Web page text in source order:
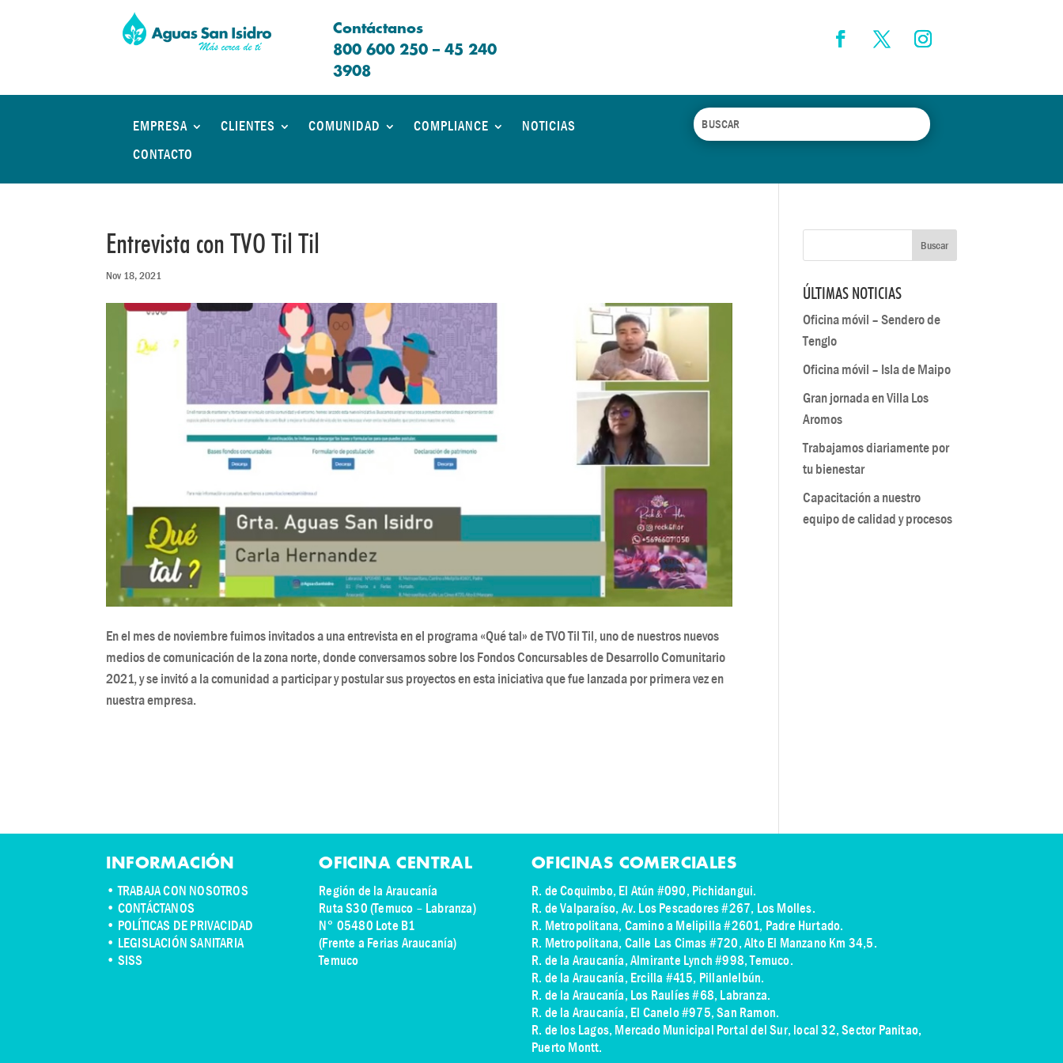
Contáctanos
800 600 250 – 45 240
3908
EMPRESA CLIENTES COMUNIDAD COMPLIANCE
NOTICIAS
CONTACTO
Entrevista con TVO Til Til
Nov 18, 2021
En el mes de noviembre fuimos invitados a una entrevista en el programa «Qué tal» de TVO Til Til, uno de nuestros nuevos
medios de comunicación de la zona norte, donde conversamos sobre los Fondos Concursables de Desarrollo Comunitario
2021, y se invitó a la comunidad a participar y postular sus proyectos en esta iniciativa que fue lanzada por primera vez en
nuestra empresa.
ÚLTIMAS NOTICIAS
Oficina móvil – Sendero de
Tenglo
Oficina móvil – Isla de Maipo
Gran jornada en Villa Los
Aromos
Trabajamos diariamente por
tu bienestar
Capacitación a nuestro
equipo de calidad y procesos
INFORMACIÓN
•TRABAJA CON NOSOTROS
• CONTÁCTANOS
• POLÍTICAS DE PRIVACIDAD
• LEGISLACIÓN SANITARIA
• SISS
OFICINA CENTRAL
Región de la Araucanía
Ruta S30 (Temuco – Labranza)
N° 05480 Lote B1
(Frente a Ferias Araucanía)
Temuco
OFICINAS COMERCIALES
R. de Coquimbo, El Atún #090, Pichidangui.
R. de Valparaíso, Av. Los Pescadores #267, Los Molles.
R. Metropolitana, Camino a Melipilla #2601, Padre Hurtado.
R. Metropolitana, Calle Las Cimas #720, Alto El Manzano Km 34,5.
R. de la Araucanía, Almirante Lynch #998, Temuco.
R. de la Araucanía, Ercilla #415, Pillanlelbún.
R. de la Araucanía, Los Raulíes #68, Labranza.
R. de la Araucanía, El Canelo #975, San Ramon.
R. de los Lagos, Mercado Municipal Portal del Sur, local 32, Sector Panitao,
Puerto Montt.